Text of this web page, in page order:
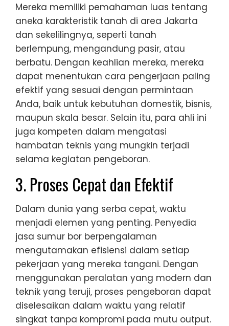
Mereka memiliki pemahaman luas tentang
aneka karakteristik tanah di area Jakarta
dan sekelilingnya, seperti tanah
berlempung, mengandung pasir, atau
berbatu. Dengan keahlian mereka, mereka
dapat menentukan cara pengerjaan paling
efektif yang sesuai dengan permintaan
Anda, baik untuk kebutuhan domestik, bisnis,
maupun skala besar. Selain itu, para ahli ini
juga kompeten dalam mengatasi
hambatan teknis yang mungkin terjadi
selama kegiatan pengeboran.
3. Proses Cepat dan Efektif
Dalam dunia yang serba cepat, waktu
menjadi elemen yang penting. Penyedia
jasa sumur bor berpengalaman
mengutamakan efisiensi dalam setiap
pekerjaan yang mereka tangani. Dengan
menggunakan peralatan yang modern dan
teknik yang teruji, proses pengeboran dapat
diselesaikan dalam waktu yang relatif
singkat tanpa kompromi pada mutu output.